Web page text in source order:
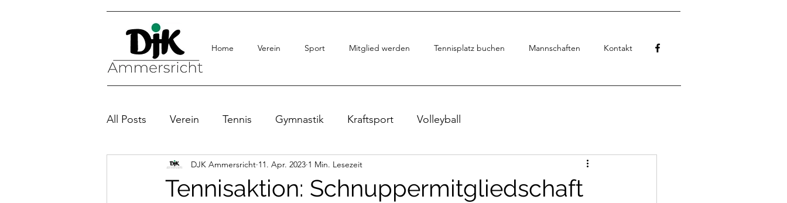
Home Verein Sport Mitglied werden Tennisplatz buchen Mannschaften Kontakt
All Posts Verein Tennis Gymnastik Kraftsport Volleyball
Tennisaktion: Schnuppermitgliedschaft
DJK Ammersricht 11. Apr. 2023 1 Min. Lesezeit